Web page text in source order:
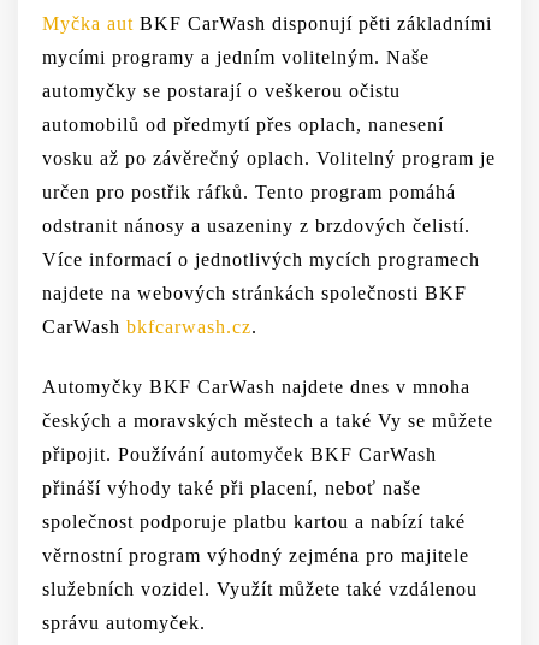
Myčka aut BKF CarWash disponují pěti základními
mycími programy a jedním volitelným. Naše
automyčky se postarají o veškerou očistu
automobilů od předmytí přes oplach, nanesení
vosku až po závěrečný oplach. Volitelný program je
určen pro postřik ráfků. Tento program pomáhá
odstranit nánosy a usazeniny z brzdových čelistí.
Více informací o jednotlivých mycích programech
najdete na webových stránkách společnosti BKF
CarWash bkfcarwash.cz.
Automyčky BKF CarWash najdete dnes v mnoha
českých a moravských městech a také Vy se můžete
připojit. Používání automyček BKF CarWash
přináší výhody také při placení, neboť naše
společnost podporuje platbu kartou a nabízí také
věrnostní program výhodný zejména pro majitele
služebních vozidel. Využít můžete také vzdálenou
správu automyček.